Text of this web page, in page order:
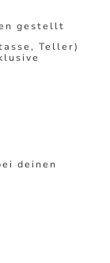
gestellt
Teller)
deinen